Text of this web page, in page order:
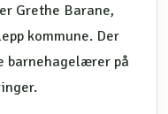
Grethe Barane,
kommune. Der
barnehagelærer på